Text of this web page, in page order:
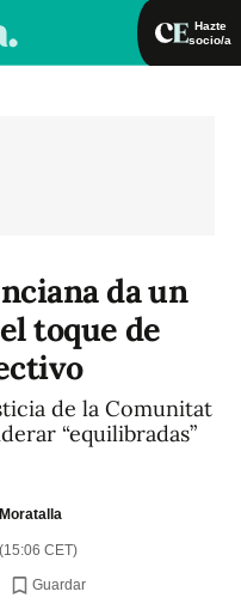
Hazte
socio/a
da un
toque de
de la Comunitat
“equilibradas”
CET)
Guardar